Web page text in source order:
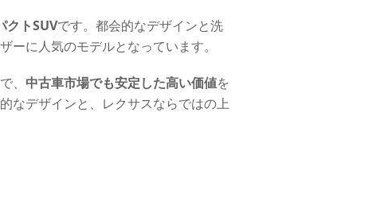
クトSUVです。都会的なデザインと洗
に人気のモデルとなっています。
、 中古車市場でも安定した高い価値を
なデザインと、レクサスならではの上